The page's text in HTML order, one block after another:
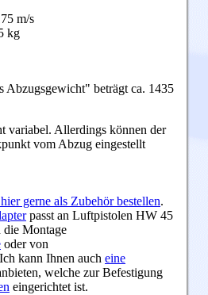
m/s
kg
Abzugsgewicht" beträgt ca. 1435
variabel. Allerdings können der
vom Abzug eingestellt
gerne als Zubehör bestellen.
passt an Luftpistolen HW 45
Montage
oder von
kann Ihnen auch eine
welche zur Befestigung
eingerichtet ist.